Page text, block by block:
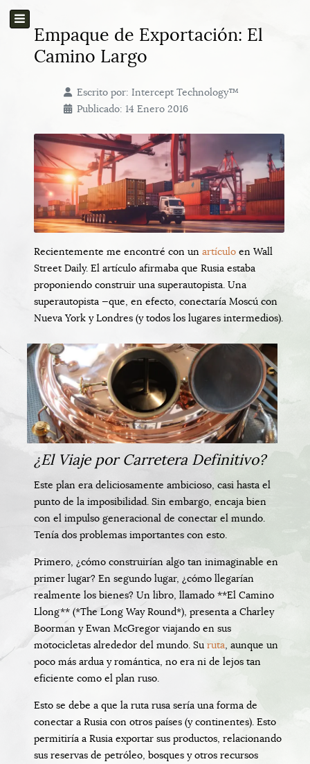
Empaque de Exportación: El
Camino Largo
Escrito por: Intercept Technology™
Publicado: 14 Enero 2016
Recientemente me encontré con un artículo en Wall
Street Daily. El artículo afirmaba que Rusia estaba
proponiendo construir una superautopista. Una
superautopista —que, en efecto, conectaría Moscú con
Nueva York y Londres (y todos los lugares intermedios).
¿El Viaje por Carretera Definitivo?
Este plan era deliciosamente ambicioso, casi hasta el
punto de la imposibilidad. Sin embargo, encaja bien
con el impulso generacional de conectar el mundo.
Tenía dos problemas importantes con esto.
Primero, ¿cómo construirían algo tan inimaginable en
primer lugar? En segundo lugar, ¿cómo llegarían
realmente los bienes? Un libro, llamado **El Camino
Llong** (*The Long Way Round*), presenta a Charley
Boorman y Ewan McGregor viajando en sus
motocicletas alrededor del mundo. Su ruta, aunque un
poco más ardua y romántica, no era ni de lejos tan
eficiente como el plan ruso.
Esto se debe a que la ruta rusa sería una forma de
conectar a Rusia con otros países (y continentes). Esto
permitiría a Rusia exportar sus productos, relacionando
sus reservas de petróleo, bosques y otros recursos